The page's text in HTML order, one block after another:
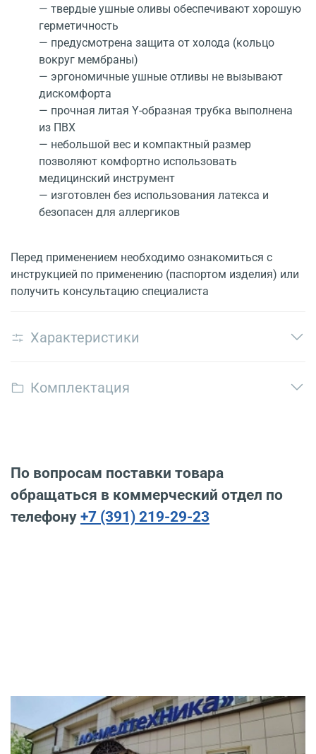
— твердые ушные оливы обеспечивают хорошую
герметичность
— предусмотрена защита от холода (кольцо
вокруг мембраны)
— эргономичные ушные отливы не вызывают
дискомфорта
— прочная литая Y-образная трубка выполнена
из ПВХ
— небольшой вес и компактный размер
позволяют комфортно использовать
медицинский инструмент
— изготовлен без использования латекса и
безопасен для аллергиков
Перед применением необходимо ознакомиться с
инструкцией по применению (паспортом изделия) или
получить консультацию специалиста
Характеристики
Комплектация
По вопросам поставки товара
обращаться в коммерческий отдел по
телефону +7 (391) 219-29-23